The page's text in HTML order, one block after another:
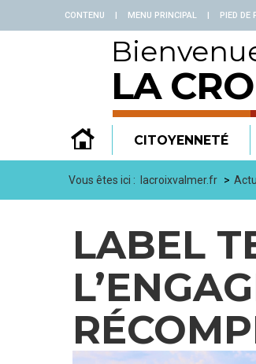
CONTENU | MENU PRINCIPAL | PIED DE
LA
CITOYENNETÉ
Vous êtes ici : lacroixvalmer.fr
LABEL